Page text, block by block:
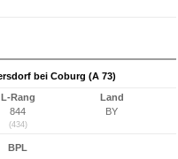
bei Coburg (A 73)
L-Rang
844
(434)
Land
BY
BPL